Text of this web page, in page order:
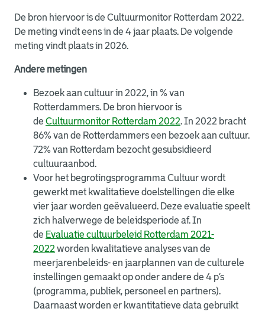
De bron hiervoor is de Cultuurmonitor Rotterdam 2022.
De meting vindt eens in de 4 jaar plaats. De volgende
meting vindt plaats in 2026.
Andere metingen
Bezoek aan cultuur in 2022, in % van
Rotterdammers. De bron hiervoor is
de Cultuurmonitor Rotterdam 2022. In 2022 bracht
86% van de Rotterdammers een bezoek aan cultuur.
72% van Rotterdam bezocht gesubsidieerd
cultuuraanbod.
Voor het begrotingsprogramma Cultuur wordt
gewerkt met kwalitatieve doelstellingen die elke
vier jaar worden geëvalueerd. Deze evaluatie speelt
zich halverwege de beleidsperiode af. In
de Evaluatie cultuurbeleid Rotterdam 2021-
2022 worden kwalitatieve analyses van de
meerjarenbeleids- en jaarplannen van de culturele
instellingen gemaakt op onder andere de 4 p’s
(programma, publiek, personeel en partners).
Daarnaast worden er kwantitatieve data gebruikt